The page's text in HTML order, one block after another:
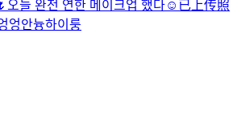
오늘 완전 연한 메이크업 했다☺️ 已上传照
엉안늉하이룽